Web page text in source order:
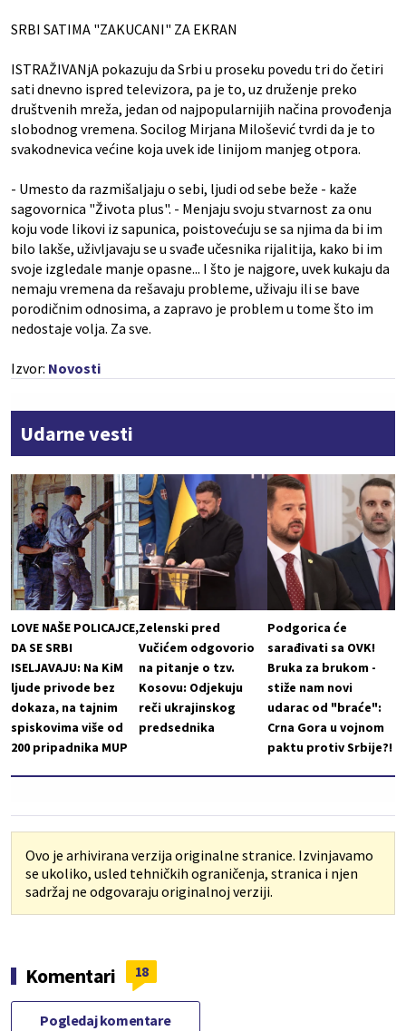
SRBI SATIMA "ZAKUCANI" ZA EKRAN
ISTRAŽIVANjA pokazuju da Srbi u proseku povedu tri do četiri
sati dnevno ispred televizora, pa je to, uz druženje preko
društvenih mreža, jedan od najpopularnijih načina provođenja
slobodnog vremena. Socilog Mirjana Milošević tvrdi da je to
svakodnevica većine koja uvek ide linijom manjeg otpora.
- Umesto da razmišaljaju o sebi, ljudi od sebe beže - kaže
sagovornica "Života plus". - Menjaju svoju stvarnost za onu
koju vode likovi iz sapunica, poistovećuju se sa njima da bi im
bilo lakše, uživljavaju se u svađe učesnika rijalitija, kako bi im
svoje izgledale manje opasne... I što je najgore, uvek kukaju da
nemaju vremena da rešavaju probleme, uživaju ili se bave
porodičnim odnosima, a zapravo je problem u tome što im
nedostaje volja. Za sve.
Izvor: Novosti
Udarne vesti
LOVE NAŠE POLICAJCE,
DA SE SRBI
ISELJAVAJU: Na KiM
ljude privode bez
dokaza, na tajnim
spiskovima više od
200 pripadnika MUP
Zelenski pred
Vučićem odgovorio
na pitanje o tzv.
Kosovu: Odjekuju
reči ukrajinskog
predsednika
Podgorica će
sarađivati sa OVK!
Bruka za brukom -
stiže nam novi
udarac od "braće":
Crna Gora u vojnom
paktu protiv Srbije?!
Ovo je arhivirana verzija originalne stranice. Izvinjavamo
se ukoliko, usled tehničkih ograničenja, stranica i njen
sadržaj ne odgovaraju originalnoj verziji.
Komentari 18
Pogledaj komentare